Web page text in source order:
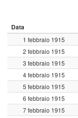
Data
1 febbraio 1915
2 febbraio 1915
3 febbraio 1915
4 febbraio 1915
5 febbraio 1915
6 febbraio 1915
7 febbraio 1915